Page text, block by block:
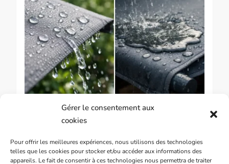
Gérer le consentement aux
cookies
Pour offrir les meilleures expériences, nous utilisons des technologies
telles que les cookies pour stocker et/ou accéder aux informations des
appareils. Le fait de consentir à ces technologies nous permettra de traiter
Toile déperlante ou imperméable,
laquelle choisir